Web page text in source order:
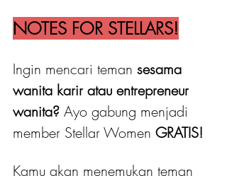
NOTES FOR STELLARS!
Ingin mencari teman sesama
wanita karir atau entrepreneur
wanita? Ayo gabung menjadi
member Stellar Women GRATIS!
Kamu akan menemukan teman